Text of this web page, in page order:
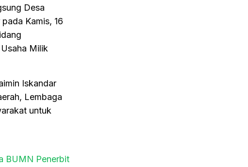
Desa
Kamis, 16
Milik
Iskandar
Lembaga
untuk
BUMN Penerbit